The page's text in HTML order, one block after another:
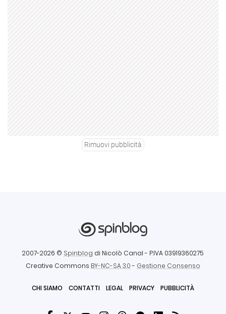
Rimuovi pubblicità
2007-2026 © Spinblog di Nicolò Canal - P.IVA 03919360275
Creative Commons BY-NC-SA 3.0- Gestione Consenso
CHI SIAMO CONTATTI LEGAL PRIVACY PUBBLICITÀ